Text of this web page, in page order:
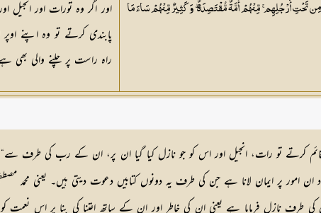
وَمِن تَحْتِ أَرْجُلِهِم ۚ مِّنْهُمْ أُمَّةٌ مُّقْتَصِدَةٌ ۖ وَكَثِيرٌ مِّنْهُمْ سَاءَ مَا
اور اگر وہ تورات اور
پابندی کرتے تو وہ اپنے
راہ راست پر چلنے والی
کرتے تو رات، انجیل اور اس کو جو نازل کیا گیا ان پر، ان کے رب کی طرف سے“
پر ایمان لانا ہے جن کی طرف یہ دونوں کتابیں دعوت دیتی ہیں۔ یعنی محمد مصطفی
نازل فرمایا ہے یعنی ان کی خاطر اور ان کے ساتھ اعتنا کی بنا پر اس